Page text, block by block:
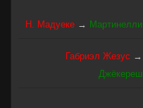
Н. Мадуеке → Мартинелли
Габриэл Жезус →
Джёкереш